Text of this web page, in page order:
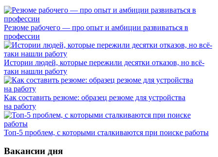
Резюме рабочего — про опыт и амбиции развиваться в
профессии
Истории людей, которые пережили десятки отказов, но всё-
таки нашли работу
Как составить резюме: образец резюме для устройства
на работу
Топ-5 проблем, с которыми сталкиваются при поиске работы
Вакансии дня